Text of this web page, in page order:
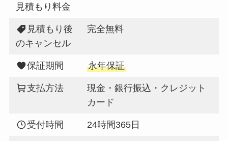
見積もり料金
見積もり後
のキャンセル
完全無料
保証期間 永年保証
支払方法
現金・銀行振込・クレジット
カード
受付時間 24時間365日